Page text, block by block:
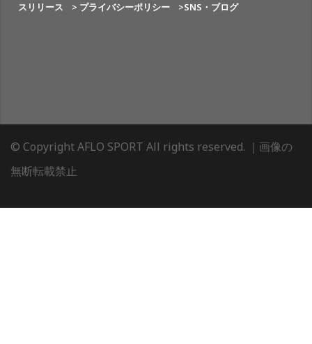
スリリース > プライバシーポリシー >SNS・ブログ
© Copyright AFLO SPORT All rights reserved. ｜画像の
無断転載禁止